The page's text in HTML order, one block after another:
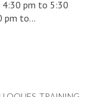
4:30 pm to 5:30
pm to…